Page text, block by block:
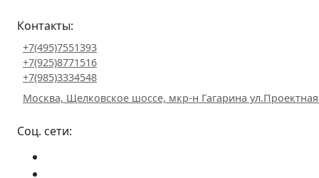
Контакты:
+7(495)7551393
+7(925)8771516
+7(985)3334548
Москва, Щелковское шоссе, мкр-н Гагарина ул.Проектная
Соц. сети: